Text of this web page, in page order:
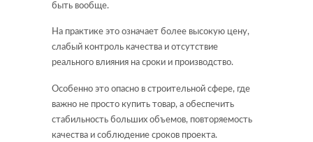
быть вообще.
На практике это означает более высокую цену,
слабый контроль качества и отсутствие
реального влияния на сроки и производство.
Особенно это опасно в строительной сфере, где
важно не просто купить товар, а обеспечить
стабильность больших объемов, повторяемость
качества и соблюдение сроков проекта.